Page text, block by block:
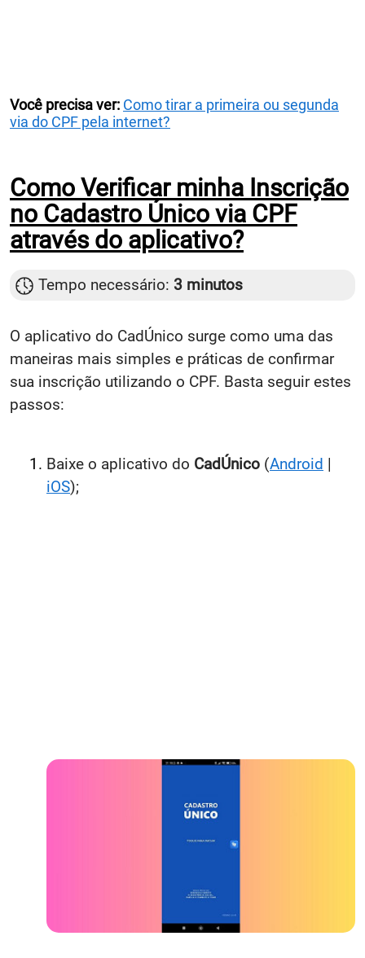
Você precisa ver: Como tirar a primeira ou segunda
via do CPF pela internet?
Como Verificar minha Inscrição
no Cadastro Único via CPF
através do aplicativo?
Tempo necessário: 3 minutos
O aplicativo do CadÚnico surge como uma das
maneiras mais simples e práticas de confirmar
sua inscrição utilizando o CPF. Basta seguir estes
passos:
Baixe o aplicativo do CadÚnico (Android |
iOS);